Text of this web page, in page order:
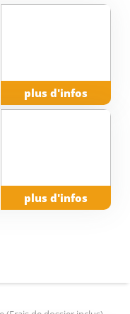
plus d'infos
plus d'infos